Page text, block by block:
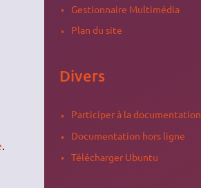
Gestionnaire Multimédia
Plan du site
Divers
Participer à la documentation
Documentation hors ligne
Télécharger Ubuntu